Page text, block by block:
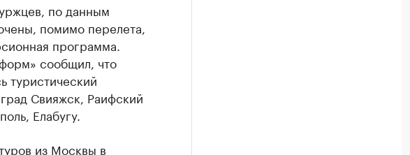
по данным
помимо перелета,
программа.
сообщил, что
туристический
Свияжск, Раифский
Елабугу.
из Москвы в